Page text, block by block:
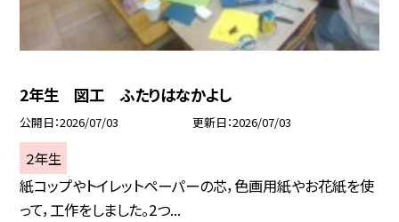
2年生 図工 ふたりはなかよし
公開日 2026/07/03 更新日 2026/07/03
２年生
紙コップやトイレットペーパーの芯，色画用紙やお花紙を使
って，工作をしました。2つ...